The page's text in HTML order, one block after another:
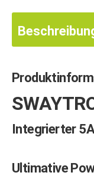
Integrierter
Ultimative